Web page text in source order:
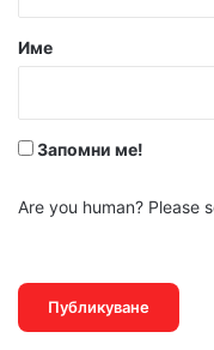
р
Име
Запомни ме!
Are you human? Please